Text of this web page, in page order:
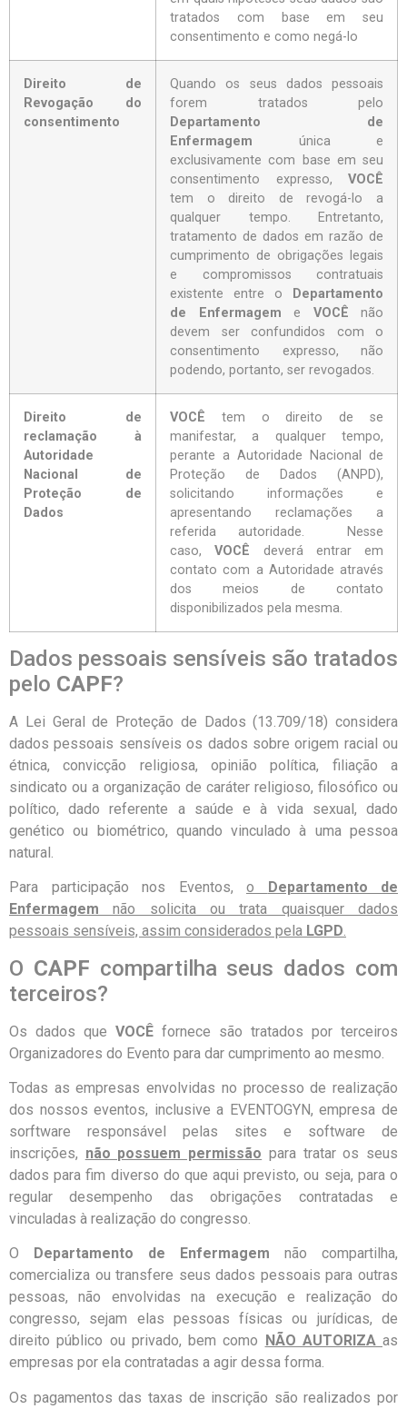
tratados com base em seu
consentimento e como negá-lo
Direito de
Revogação do
consentimento
Quando os seus dados pessoais
forem tratados pelo
Departamento de
Enfermagem única e
exclusivamente com base em seu
consentimento expresso, VOCÊ
tem o direito de revogá-lo a
qualquer tempo. Entretanto,
tratamento de dados em razão de
cumprimento de obrigações legais
e compromissos contratuais
existente entre o
Departamento
de Enfermagem e VOCÊ não
devem ser confundidos com o
consentimento expresso, não
podendo, portanto, ser revogados.
Direito de
reclamação à
Autoridade
Nacional de
Proteção de
Dados
VOCÊ tem o direito de se
manifestar, a qualquer tempo,
perante a Autoridade Nacional de
Proteção de Dados (ANPD),
solicitando informações e
apresentando reclamações a
referida autoridade. Nesse
caso,VOCÊ deverá entrar em
contato com a Autoridade através
dos meios de contato
disponibilizados pela mesma.
Dados pessoais sensíveis são tratados
pelo CAPF?
A Lei Geral de Proteção de Dados (13.709/18) considera
dados pessoais sensíveis os dados sobre origem racial ou
étnica, convicção religiosa, opinião política, filiação a
sindicato ou a organização de caráter religioso, filosófico ou
político, dado referente a saúde e à vida sexual, dado
genético ou biométrico, quando vinculado à uma pessoa
natural.
Para participação nos Eventos, o
Departamento de
Enfermagem não solicita ou trata quaisquer dados
pessoais sensíveis, assim considerados pela LGPD.
O CAPF compartilha seus dados com
terceiros?
Os dados que VOCÊ fornece são tratados por terceiros
Organizadores do Evento para dar cumprimento ao mesmo.
Todas as empresas envolvidas no processo de realização
dos nossos eventos, inclusive a EVENTOGYN, empresa de
sorftware responsável pelas sites e software de
inscrições, não possuem permissão para tratar os seus
dados para fim diverso do que aqui previsto, ou seja, para o
regular desempenho das obrigações contratadas e
vinculadas à realização do congresso.
O Departamento de Enfermagem não compartilha,
comercializa ou transfere seus dados pessoais para outras
pessoas, não envolvidas na execução e realização do
congresso, sejam elas pessoas físicas ou jurídicas, de
direito público ou privado, bem como
NÃO AUTORIZA as
empresas por ela contratadas a agir dessa forma.
Os pagamentos das taxas de inscrição são realizados por